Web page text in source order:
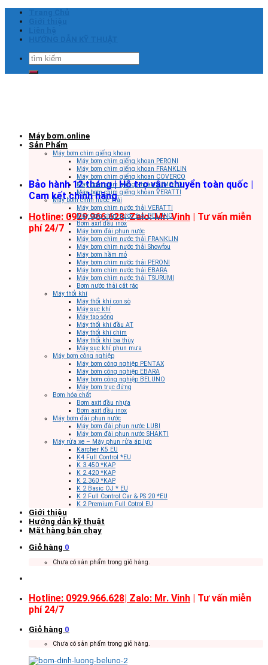
Skip
content
Tìm
kiếm:
Bảo hành 12 tháng | Hỗ trợ vận chuyển toàn quốc |
Cam kết chính hãng
Hotline: 0929.966.628|Zalo: Mr. Vinh | Tư vấn miễn
phí 24/7
Máy bơm.online
Sản Phẩm
Máy bơm chìm giếng khoan
Máy bơm chìm giếng khoan PERONI
Máy bơm chìm giếng khoan FRANKLIN
Máy bơm chìm giếng khoan COVERCO
Máy bơm chìm giếng khoan SUMOTO
Máy bơm chìm giếng khoan VERATTI
Máy bơm chìm nước thải
Máy bơm chìm nước thải VERATTI
Máy bơm chìm nước thải BELUNO
Bơm axit đầu inox
Máy bơm đài phun nước
Máy bơm chìm nước thải FRANKLIN
Máy bơm chìm nước thải Showfou
Máy bơm hầm mỏ
Máy bơm chìm nước thải PERONI
Máy bơm chìm nước thải EBARA
Máy bơm chìm nước thải TSURUMI
Bơm nước thải cắt rác
Máy thổi khí
Máy thổi khí con sò
Máy sục khí
Máy tạo sóng
Máy thổi khí đầu AT
Máy thổi khí chìm
Máy thổi khí ba thùy
Máy sục khí phun mưa
Máy bơm công nghiệp
Máy bơm công nghiệp PENTAX
Máy bơm công nghiệp EBARA
Máy bơm công nghiệp BELUNO
Máy bơm trục đứng
Bơm hóa chất
Bơm axit đầu nhựa
Bơm axit đầu inox
Máy bơm đài phun nước
Máy bơm đài phun nước LUBI
Máy bơm đài phun nước SHAKTI
Máy rửa xe – Máy phun rửa áp lực
Karcher K5 EU
K4 Full Control *EU
K 3.450 *KAP
K 2.420 *KAP
K 2.360 *KAP
K 2 Basic OJ * EU
K 2 Full Control Car & PS 20 *EU
K 2 Premium Full Cotrol EU
Giới thiệu
Hướng dẫn kỹ thuật
Mặt hàng bán chạy
Giỏ hàng 0
Chưa có sản phẩm trong giỏ hàng.
Hotline: 0929.966.628| Zalo: Mr. Vinh | Tư vấn miễn
phí 24/7
Giỏ hàng 0
Chưa có sản phẩm trong giỏ hàng.